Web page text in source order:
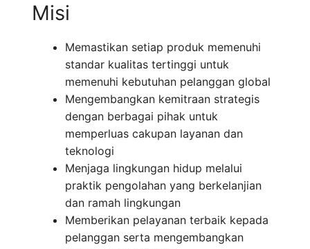
Misi
Memastikan setiap produk memenuhi
standar kualitas tertinggi untuk
memenuhi kebutuhan pelanggan global
Mengembangkan kemitraan strategis
dengan berbagai pihak untuk
memperluas cakupan layanan dan
teknologi
Menjaga lingkungan hidup melalui
praktik pengolahan yang berkelanjian
dan ramah lingkungan
Memberikan pelayanan terbaik kepada
pelanggan serta mengembangkan